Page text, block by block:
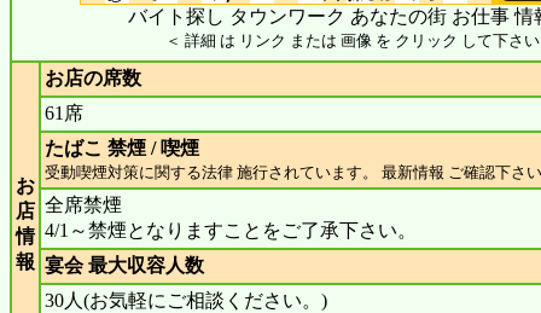
バイト探し タウンワーク あなたの街 お仕事 情
＜ 詳細 は リンク または 画像 を クリック して下さ
お
店
情
報
お店の席数
61席
たばこ 禁煙 / 喫煙
受動喫煙対策に関する法律 施行されています。 最新情報 ご確認下さ
全席禁煙
4/1～禁煙となりますことをご了承下さい。
宴会 最大収容人数
30人(お気軽にご相談ください。)